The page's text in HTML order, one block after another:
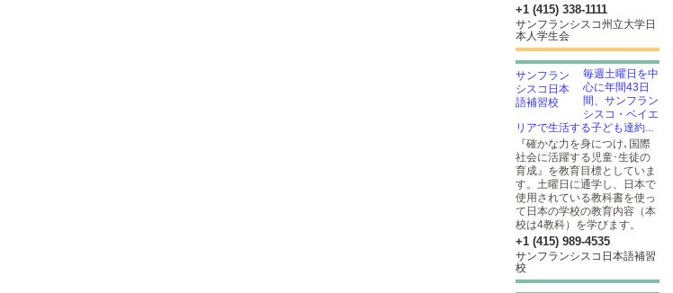
+1 (415) 338-1111
サンフランシスコ州立大学日
本人学生会
毎週土曜日を中
心に年間43日
間、サンフラン
シスコ・ベイエ
リアで生活する子ども達約...
『確かな力を身につけ､国際
社会に活躍する児童･生徒の
育成』を教育目標としていま
す。土曜日に通学し、日本で
使用されている教科書を使っ
て日本の学校の教育内容（本
校は4教科）を学びます。
+1 (415) 989-4535
サンフランシスコ日本語補習
校